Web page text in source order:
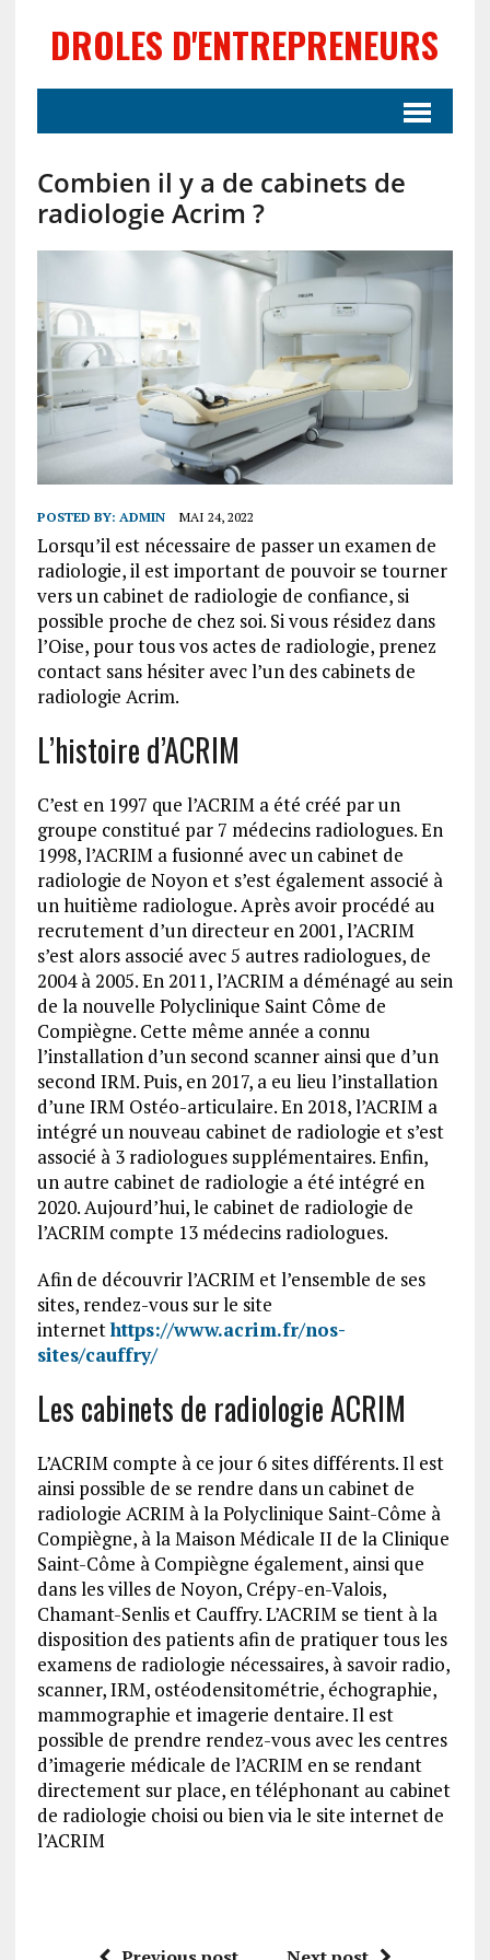
DROLES D'ENTREPRENEURS
Combien il y a de cabinets de
radiologie Acrim ?
POSTED BY: ADMIN MAI 24, 2022
Lorsqu’il est nécessaire de passer un examen de
radiologie, il est important de pouvoir se tourner
vers un cabinet de radiologie de confiance, si
possible proche de chez soi. Si vous résidez dans
l’Oise, pour tous vos actes de radiologie, prenez
contact sans hésiter avec l’un des cabinets de
radiologie Acrim.
L’histoire d’ACRIM
C’est en 1997 que l’ACRIM a été créé par un
groupe constitué par 7 médecins radiologues. En
1998, l’ACRIM a fusionné avec un cabinet de
radiologie de Noyon et s’est également associé à
un huitième radiologue. Après avoir procédé au
recrutement d’un directeur en 2001, l’ACRIM
s’est alors associé avec 5 autres radiologues, de
2004 à 2005. En 2011, l’ACRIM a déménagé au sein
de la nouvelle Polyclinique Saint Côme de
Compiègne. Cette même année a connu
l’installation d’un second scanner ainsi que d’un
second IRM. Puis, en 2017, a eu lieu l’installation
d’une IRM Ostéo-articulaire. En 2018, l’ACRIM a
intégré un nouveau cabinet de radiologie et s’est
associé à 3 radiologues supplémentaires. Enfin,
un autre cabinet de radiologie a été intégré en
2020. Aujourd’hui, le cabinet de radiologie de
l’ACRIM compte 13 médecins radiologues.
Afin de découvrir l’ACRIM et l’ensemble de ses
sites, rendez-vous sur le site
internethttps://www.acrim.fr/nos-
sites/cauffry/
Les cabinets de radiologie ACRIM
L’ACRIM compte à ce jour 6 sites différents. Il est
ainsi possible de se rendre dans un cabinet de
radiologie ACRIM à la Polyclinique Saint-Côme à
Compiègne, à la Maison Médicale II de la Clinique
Saint-Côme à Compiègne également, ainsi que
dans les villes de Noyon, Crépy-en-Valois,
Chamant-Senlis et Cauffry. L’ACRIM se tient à la
disposition des patients afin de pratiquer tous les
examens de radiologie nécessaires, à savoir radio,
scanner, IRM, ostéodensitométrie, échographie,
mammographie et imagerie dentaire. Il est
possible de prendre rendez-vous avec les centres
d’imagerie médicale de l’ACRIM en se rendant
directement sur place, en téléphonant au cabinet
de radiologie choisi ou bien via le site internet de
l’ACRIM